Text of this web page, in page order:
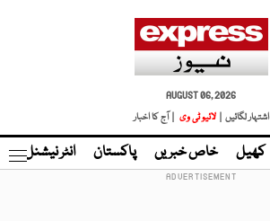
AUGUST 06, 2026
اشتہار لگائیں |
لائیو ٹی وی | آج کا اخبار
کھیل خاص خبریں پاکستان انٹر نیشنل